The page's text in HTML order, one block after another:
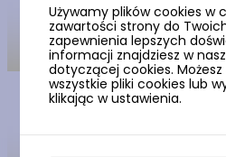
Stacja Pomp
Używamy plików cookies w
zawartości strony do
zapewnienia lepszych
informacji znajdziesz w
dotyczącej cookies.
wszystkie pliki cookies lub
klikając w ustawienia.